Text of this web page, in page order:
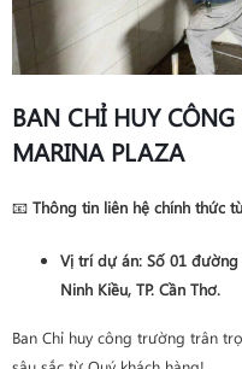
BAN CHỈ HUY
MARINA PLAZA
📧 Thông tin liên hệ chính thức
Vị trí dự án: Số 01 đường
Ninh Kiều, TP. Cần Thơ.
Ban Chỉ huy công trường trân